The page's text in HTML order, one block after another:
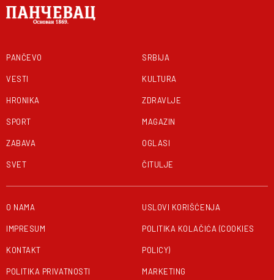
PANČEVO
VESTI
HRONIKA
SPORT
ZABAVA
SVET
SRBIJA
KULTURA
ZDRAVLJE
MAGAZIN
OGLASI
ČITULJE
O NAMA
IMPRESUM
KONTAKT
POLITIKA PRIVATNOSTI
USLOVI KORIŠĆENJA
POLITIKA KOLAČIĆA (COOKIES
POLICY)
MARKETING